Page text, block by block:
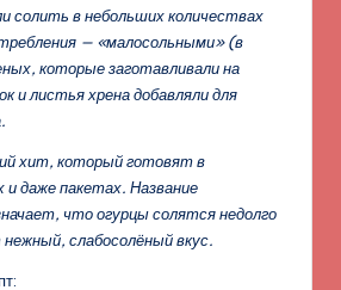
солить в небольших количествах
— «малосольными» (в
которые заготавливали на
и листья хрена добавляли для
хит, который готовят в
и даже пакетах. Название
что огурцы солятся недолго
слабосолёный вкус.